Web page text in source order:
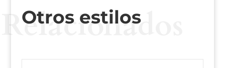
Otros estilos
Relacionados